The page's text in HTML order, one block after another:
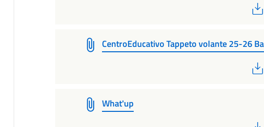
CentroEducativo Tappeto volante 25-26
What'up